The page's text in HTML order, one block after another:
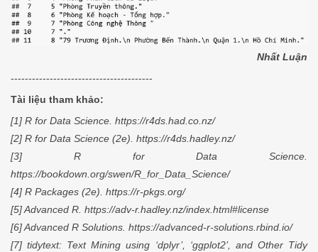
Nhất Luận
----------------------------------------
Tài liệu tham khảo:
[1] R for Data Science. https://r4ds.had.co.nz/
[2] R for Data Science (2e). https://r4ds.hadley.nz/
[3] R for Data Science.
https://bookdown.org/swen/R_for_Data_Science/
[4] R Packages (2e). https://r-pkgs.org/
[5] Advanced R. https://adv-r.hadley.nz/index.html#license
[6] Advanced R Solutions. https://advanced-r-solutions.rbind.io/
[7] tidytext: Text Mining using ‘dplyr’, ‘ggplot2’, and Other Tidy